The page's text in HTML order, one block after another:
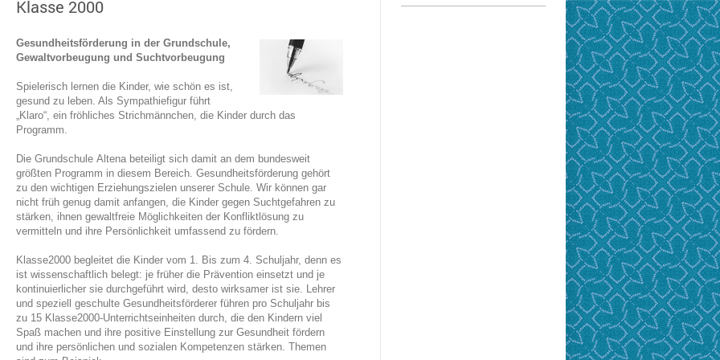
Klasse 2000
Gesundheitsförderung in der Grundschule,
Gewaltvorbeugung und Suchtvorbeugung
Spielerisch lernen die Kinder, wie schön es ist,
gesund zu leben. Als Sympathiefigur führt
„Klaro“, ein fröhliches Strichmännchen, die Kinder durch das
Programm.
Die Grundschule Altena beteiligt sich damit an dem bundesweit
größten Programm in diesem Bereich. Gesundheitsförderung gehört
zu den wichtigen Erziehungszielen unserer Schule. Wir können gar
nicht früh genug damit anfangen, die Kinder gegen Suchtgefahren zu
stärken, ihnen gewaltfreie Möglichkeiten der Konfliktlösung zu
vermitteln und ihre Persönlichkeit umfassend zu fördern.
Klasse2000 begleitet die Kinder vom 1. Bis zum 4. Schuljahr, denn es
ist wissenschaftlich belegt: je früher die Prävention einsetzt und je
kontinuierlicher sie durchgeführt wird, desto wirksamer ist sie. Lehrer
und speziell geschulte Gesundheitsförderer führen pro Schuljahr bis
zu 15 Klasse2000-Unterrichtseinheiten durch, die den Kindern viel
Spaß machen und ihre positive Einstellung zur Gesundheit fördern
und ihre persönlichen und sozialen Kompetenzen stärken. Themen